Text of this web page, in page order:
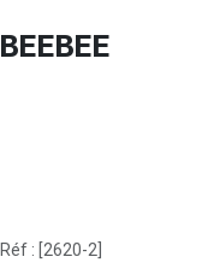
Réf : [2620-2]